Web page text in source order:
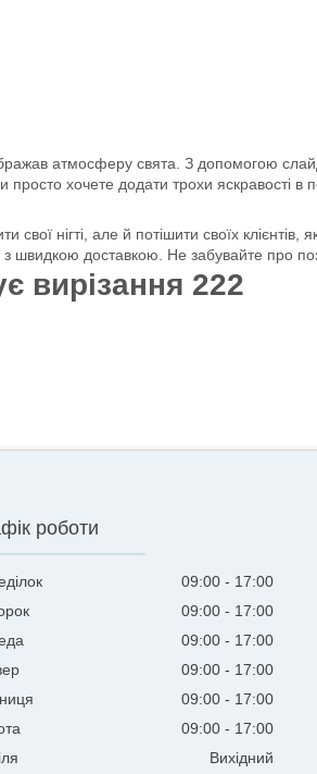
атмосферу свята. З допомогою
хочете додати трохи яскравості
нігті, але й потішити своїх
швидкою доставкою. Не забувайте про
вирізання 222
роботи
09:00
17:00
09:00
17:00
09:00
17:00
09:00
17:00
09:00
17:00
09:00
17:00
Вихідний